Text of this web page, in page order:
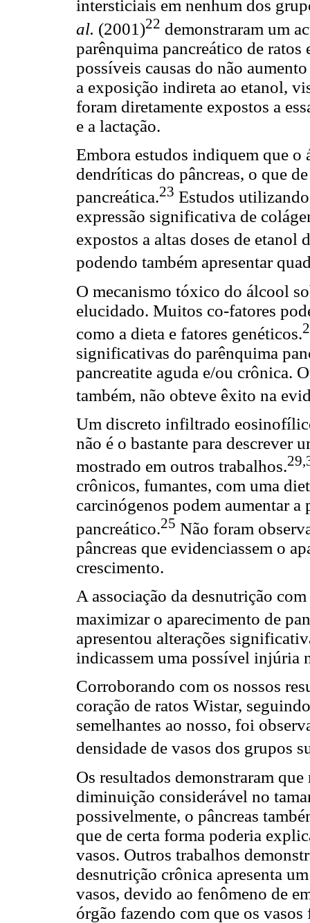
intersticiais em nenhum dos
al. (2001)22 demonstraram um
parênquima pancreático de
possíveis causas do não
a exposição indireta ao etanol,
foram diretamente expostos a
e a lactação.
Embora estudos indiquem que o
dendríticas do pâncreas, o que
pancreática.23 Estudos
expressão significativa de
expostos a altas doses de etanol
podendo também apresentar
O mecanismo tóxico do álcool
elucidado. Muitos co-fatores
como a dieta e fatores genéticos.
significativas do parênquima
pancreatite aguda e/ou crônica.
também, não obteve êxito na
Um discreto infiltrado
não é o bastante para descrever
mostrado em outros trabalhos.
crônicos, fumantes, com uma
carcinógenos podem aumentar
pancreático.25 Não foram
pâncreas que evidenciassem o
crescimento.
A associação da desnutrição
maximizar o aparecimento de
apresentou alterações
indicassem uma possível injúria
Corroborando com os nossos
coração de ratos Wistar,
semelhantes ao nosso, foi
densidade de vasos dos grupos
Os resultados demonstraram
diminuição considerável no
possivelmente, o pâncreas
que de certa forma poderia
vasos. Outros trabalhos
desnutrição crônica apresenta
vasos, devido ao fenômeno de
órgão fazendo com que os